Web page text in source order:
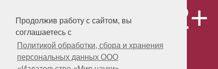
Продолжив работу с сайтом, вы
соглашаетесь с
Политикой обработки, сбора и хранения
персональных данных ООО
«Publishing company «World of science»,
LLC Материалы, размещенные на сайте,
охраняются Законом о защите авторских
прав. Публикация любых материалов
этого сайта запрещена без
предварительного согласования с
12+